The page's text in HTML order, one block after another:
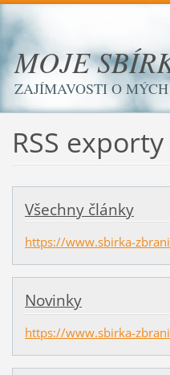
MOJE
ZAJÍMAVOSTI O
RSS exporty
Všechny články
https://www.sbirka-
Novinky
https://www.sbirka-